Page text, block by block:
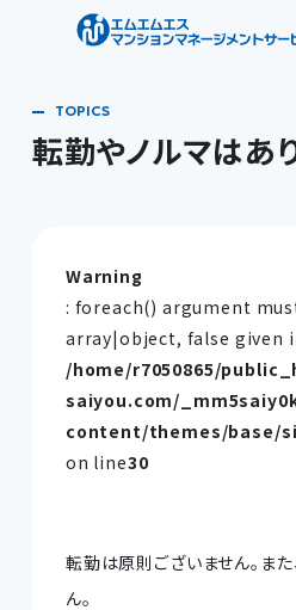
転勤やノルマはあ
Warning
: foreach() argument
array|object, false given
/home/r7050865/
saiyou.com/
content/themes/base/
on line30
転勤は原則ございません。また
ん。